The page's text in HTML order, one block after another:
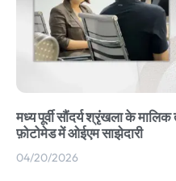
मध्य पूर्वी सौंदर्य श्रृंखला के
फ़ोटोमेड में ओईएम साझेदारी
04/20/2026